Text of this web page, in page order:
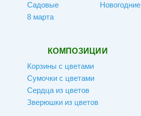
Садовые
8 марта
Новогодние
КОМПОЗИЦИИ
Корзины с цветами
Сумочки с цветами
Сердца из цветов
Зверюшки из цветов